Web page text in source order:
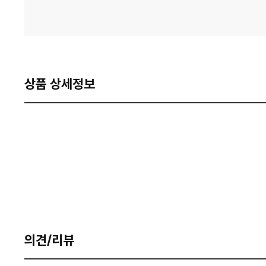
상품 상세정보
의견/리뷰